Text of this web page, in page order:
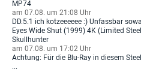
MP74
am 07.08. um 21:08 Uhr
DD.5.1 ich kotzeeeeee :) Unfassbar
Eyes Wide Shut (1999) 4K (Limited
Skullhunter
am 07.08. um 17:02 Uhr
Achtung: Für die Blu-Ray in diesem
...